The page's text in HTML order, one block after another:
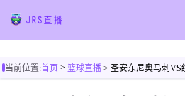
当前位置:首页> 篮球直播> 圣安东尼奥马刺VS